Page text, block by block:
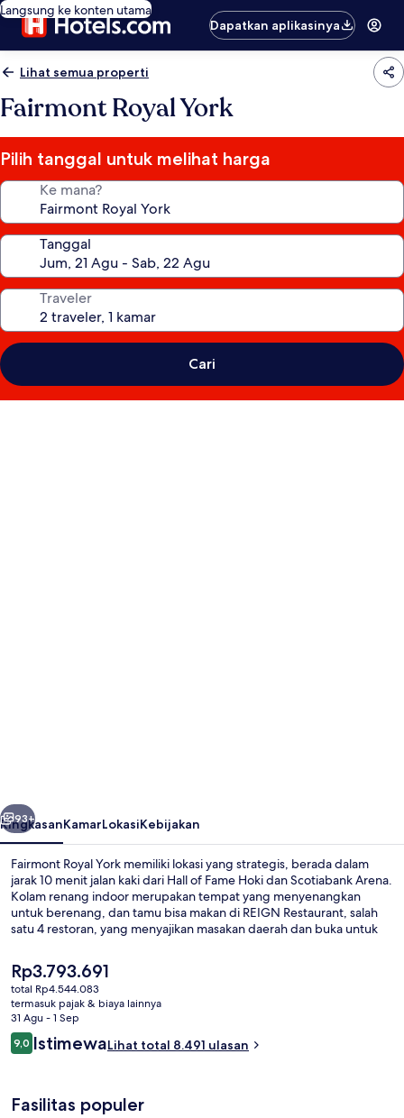
Langsung ke konten utama
Dapatkan aplikasinya
Lihat semua properti
Fairmont Royal York
Pilih tanggal untuk melihat harga
Ke mana?
Tanggal
Traveler
Cari
Berikutnya
93+
RingkasanKamarLokasiKebijakan
Fairmont Royal York memiliki lokasi yang strategis, berada dalam
jarak 10 menit jalan kaki dari Hall of Fame Hoki dan Scotiabank Arena.
Kolam renang indoor merupakan tempat yang menyenangkan
untuk berenang, dan tamu bisa makan di REIGN Restaurant, salah
satu 4 restoran, yang menyajikan masakan daerah dan buka untuk
mewah meliputi 4 bar/lounge, klub kesehatan, dan pusat
kebugaran. Para traveler terkesan dengan kolam renang dan
tempat tidur di kamar. Transportasi umum berada tidak jauh:
Pemberhentian York St di King St West berjarak 5 menit dan King St
West di Bay St West Side Stop berjarak 6 menit.
Harga
saat
ini
Rp3.793.691
Rp3.793.691
total Rp4.544.083
termasuk pajak & biaya lainnya
31 Agu - 1 Sep
Ulasan
9,09,0 dari 10
IstimewaLihat total 8.491 ulasan
Fasilitas populer